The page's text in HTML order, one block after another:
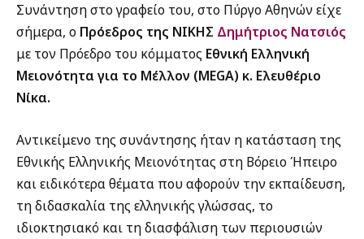
Συνάντηση στο γραφείο του, στο Πύργο Αθηνών είχε
σήμερα, ο Πρόεδρος της ΝΙΚΗΣ Δημήτριος Νατσιός
με τον Πρόεδρο του κόμματος Εθνική Ελληνική
Μειονότητα για το Μέλλον (MEGA) κ. Ελευθέριο
Νίκα.
Αντικείμενο της συνάντησης ήταν η κατάσταση της
Εθνικής Ελληνικής Μειονότητας στη Βόρειο Ήπειρο
και ειδικότερα θέματα που αφορούν την εκπαίδευση,
τη διδασκαλία της ελληνικής γλώσσας, το
ιδιοκτησιακό και τη διασφάλιση των περιουσιών